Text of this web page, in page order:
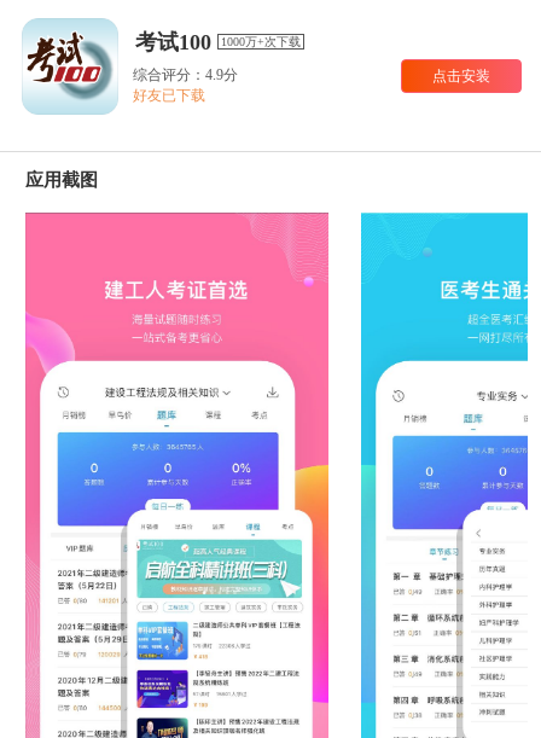
考试100 1000万+次下载
综合评分：4.9分
好友已下载
点击安装
应用截图